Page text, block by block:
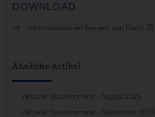
DOWNLOAD
Informationsbrief Steuern und Recht
Ähnliche Artikel
Aktuelle Steuertermine - August 2025
Aktuelle Steuertermine - September 2025